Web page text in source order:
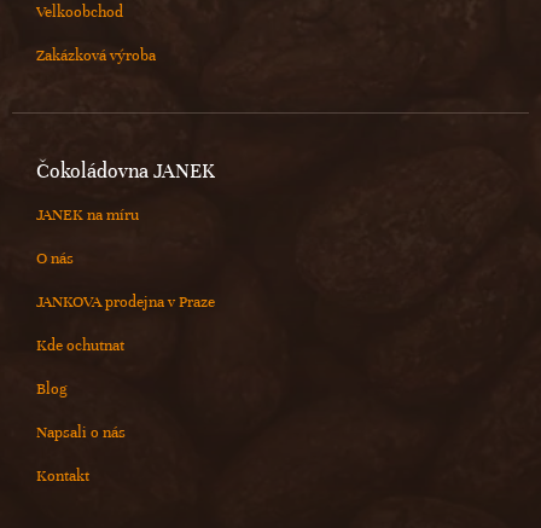
Velkoobchod
Zakázková výroba
Čokoládovna JANEK
JANEK na míru
O nás
JANKOVA prodejna v Praze
Kde ochutnat
Blog
Napsali o nás
Kontakt